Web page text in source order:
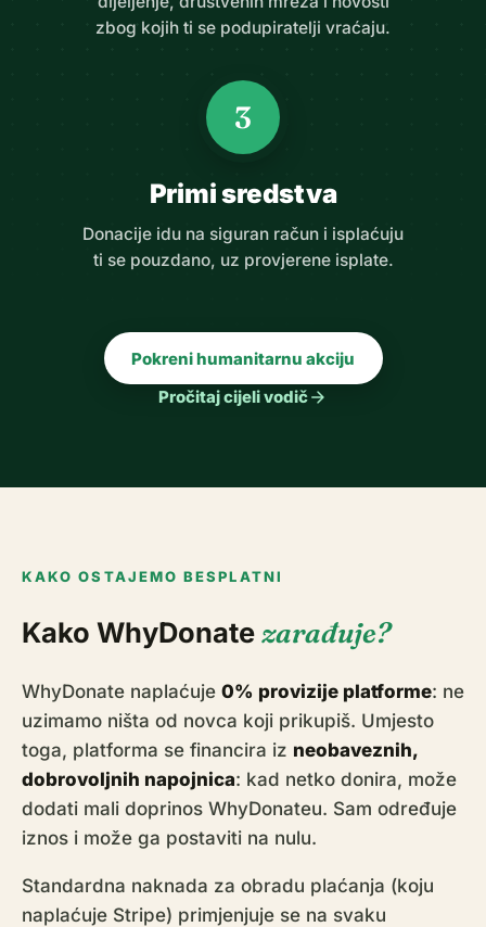
zbog kojih ti se podupiratelji vraćaju.
3
Primi sredstva
Donacije idu na siguran račun i isplaćuju
ti se pouzdano, uz provjerene isplate.
Pokreni humanitarnu akciju
Pročitaj cijeli vodičarrow_forward
KAKO OSTAJEMO BESPLATNI
Kako WhyDonatezarađuje?
WhyDonate naplaćuje 0% provizije platforme: ne
uzimamo ništa od novca koji prikupiš. Umjesto
toga, platforma se financira iz neobaveznih,
dobrovoljnih napojnica: kad netko donira, može
dodati mali doprinos WhyDonateu. Sam određuje
iznos i može ga postaviti na nulu.
Standardna naknada za obradu plaćanja (koju
naplaćuje Stripe) primjenjuje se na svaku